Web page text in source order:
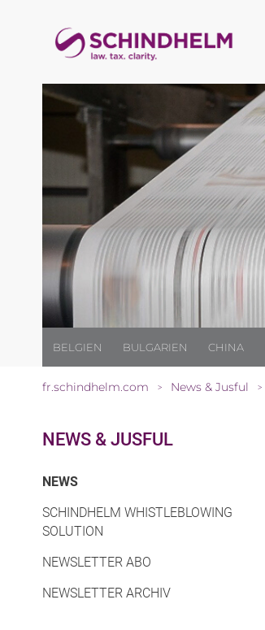
BELGIEN BULGARIEN CHINA
fr.schindhelm.com > News & Jusful >
NEWS & JUSFUL
NEWS(CURRENT)
SCHINDHELM WHISTLEBLOWING
SOLUTION
NEWSLETTER ABO
NEWSLETTER ARCHIV